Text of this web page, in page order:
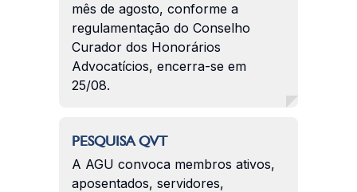
mês de agosto, conforme a
regulamentação do Conselho
Curador dos Honorários
Advocatícios, encerra-se em
25/08.
PESQUISA QVT
A AGU convoca membros ativos,
aposentados, servidores,